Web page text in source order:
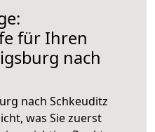
für Ihren
nach
nach Schkeuditz
was Sie zuerst